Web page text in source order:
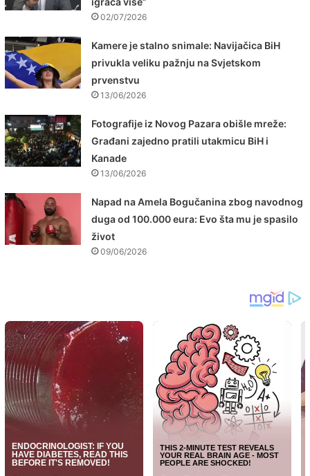
02/07/2026
Kamere je stalno snimale: Navijačica BiH
privukla veliku pažnju na Svjetskom
prvenstvu
13/06/2026
Fotografije iz Novog Pazara obišle mreže:
Građani zajedno pratili utakmicu BiH i
Kanade
13/06/2026
Napad na Amela Bogučanina zbog navodnog
duga od 100.000 eura: Evo šta mu je spasilo
život
09/06/2026